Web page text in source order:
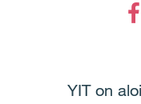
YIT on